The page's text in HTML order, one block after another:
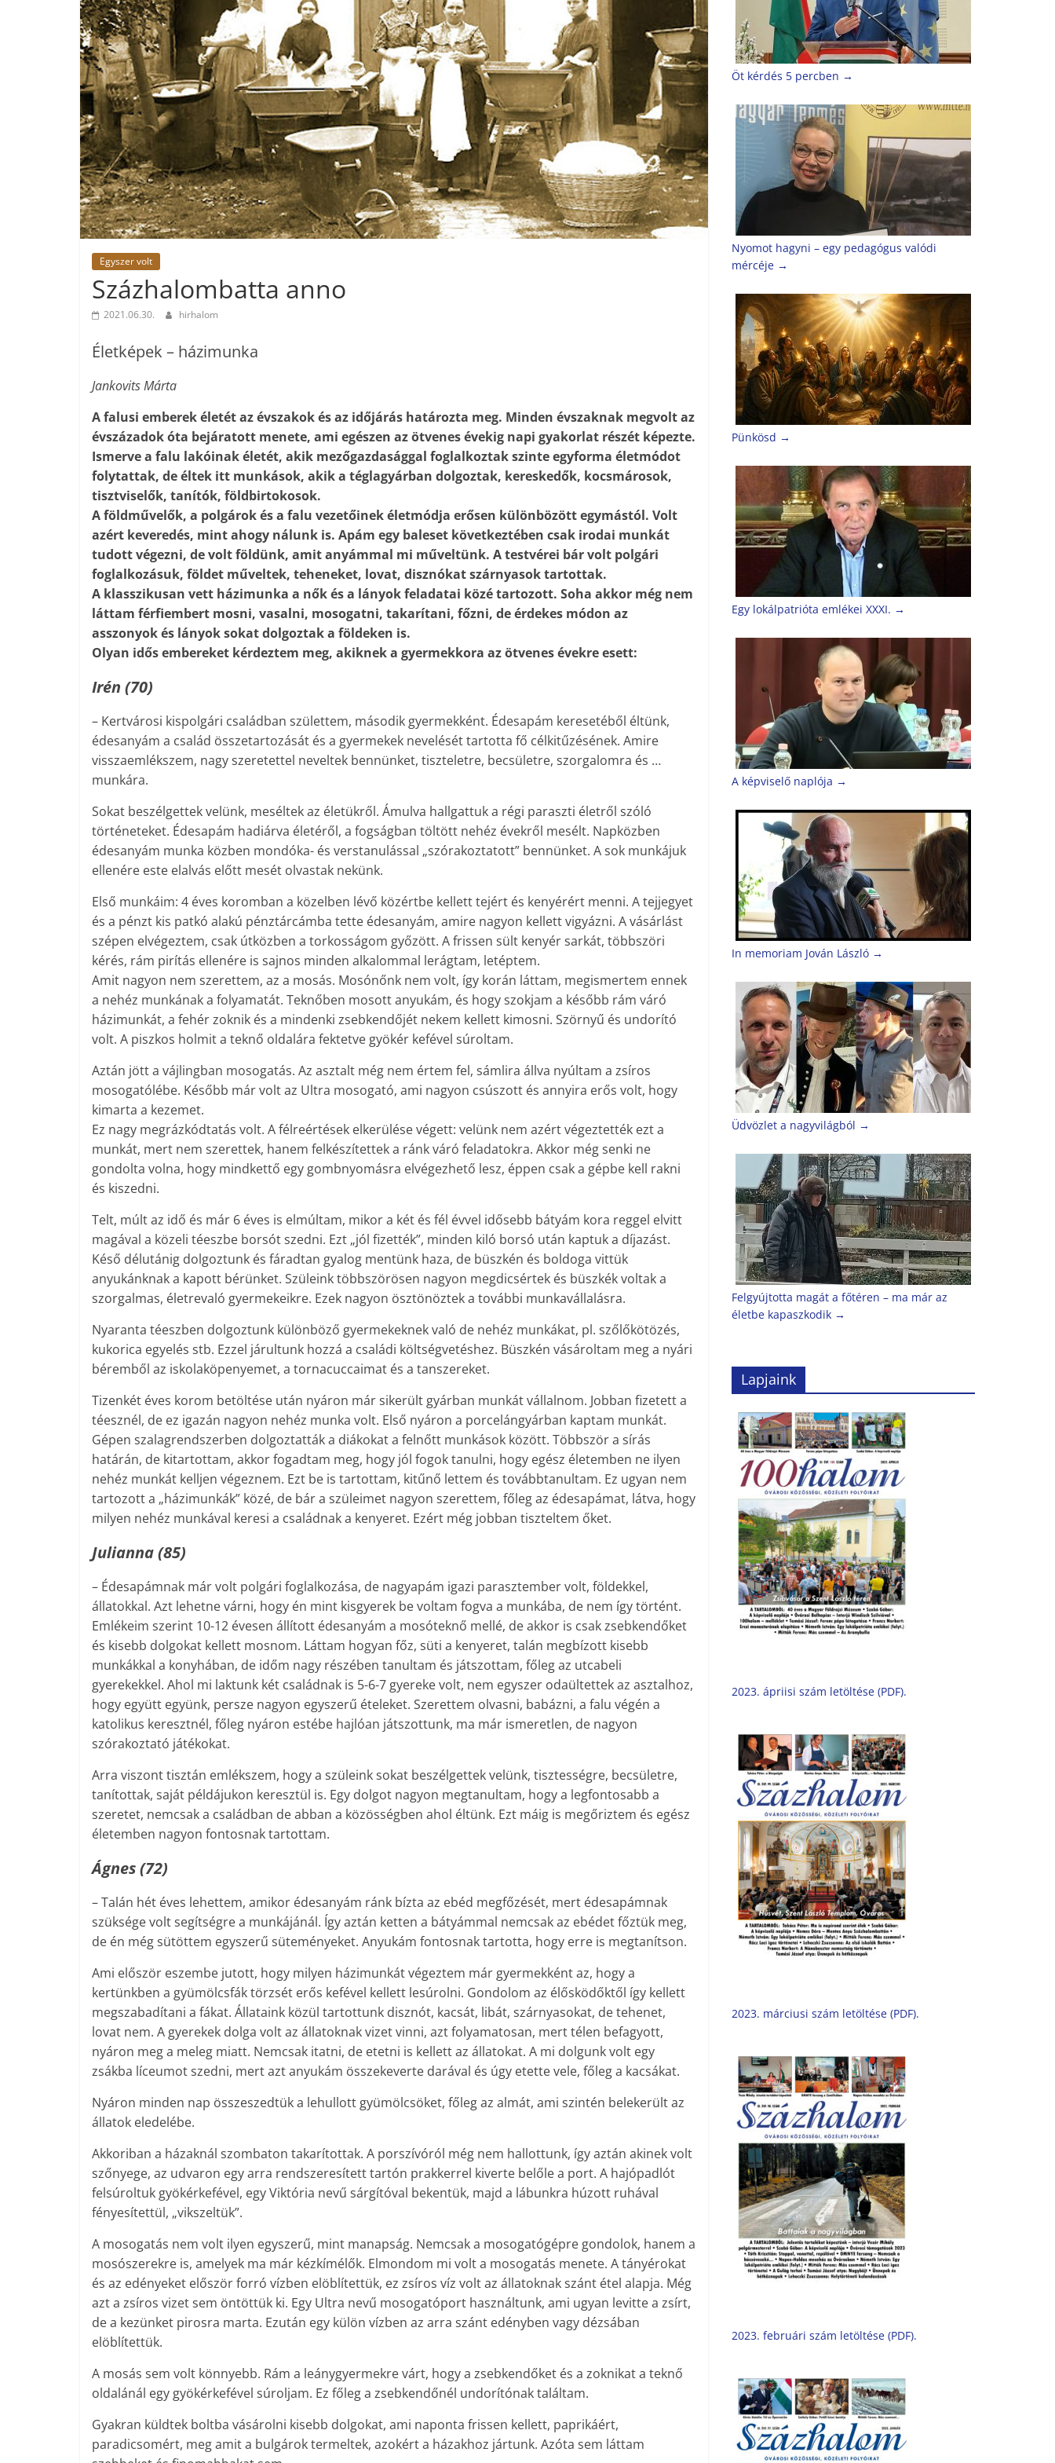
Egyszer volt
Százhalombatta anno
2021.06.30. hirhalom
Életképek – házimunka
Jankovits Márta
A falusi emberek életét az évszakok és az időjárás határozta meg. Minden évszaknak megvolt az
évszázadok óta bejáratott menete, ami egészen az ötvenes évekig napi gyakorlat részét képezte.
Ismerve a falu lakóinak életét, akik mezőgazdasággal foglalkoztak szinte egyforma életmódot
folytattak, de éltek itt munkások, akik a téglagyárban dolgoztak, kereskedők, kocsmárosok,
tisztviselők, tanítók, földbirtokosok.
A földművelők, a polgárok és a falu vezetőinek életmódja erősen különbözött egymástól. Volt
azért keveredés, mint ahogy nálunk is. Apám egy baleset következtében csak irodai munkát
tudott végezni, de volt földünk, amit anyámmal mi műveltünk. A testvérei bár volt polgári
foglalkozásuk, földet műveltek, teheneket, lovat, disznókat szárnyasok tartottak.
A klasszikusan vett házimunka a nők és a lányok feladatai közé tartozott. Soha akkor még nem
láttam férfiembert mosni, vasalni, mosogatni, takarítani, főzni, de érdekes módon az
asszonyok és lányok sokat dolgoztak a földeken is.
Olyan idős embereket kérdeztem meg, akiknek a gyermekkora az ötvenes évekre esett:
Irén (70)
– Kertvárosi kispolgári családban születtem, második gyermekként. Édesapám keresetéből éltünk,
édesanyám a család összetartozását és a gyermekek nevelését tartotta fő célkitűzésének. Amire
visszaemlékszem, nagy szeretettel neveltek bennünket, tiszteletre, becsületre, szorgalomra és …
munkára.
Sokat beszélgettek velünk, meséltek az életükről. Ámulva hallgattuk a régi paraszti életről szóló
történeteket. Édesapám hadiárva életéről, a fogságban töltött nehéz évekről mesélt. Napközben
édesanyám munka közben mondóka- és verstanulással „szórakoztatott” bennünket. A sok munkájuk
ellenére este elalvás előtt mesét olvastak nekünk.
Első munkáim: 4 éves koromban a közelben lévő közértbe kellett tejért és kenyérért menni. A tejjegyet
és a pénzt kis patkó alakú pénztárcámba tette édesanyám, amire nagyon kellett vigyázni. A vásárlást
szépen elvégeztem, csak útközben a torkosságom győzött. A frissen sült kenyér sarkát, többszöri
kérés, rám pirítás ellenére is sajnos minden alkalommal lerágtam, letéptem.
Amit nagyon nem szerettem, az a mosás. Mosónőnk nem volt, így korán láttam, megismertem ennek
a nehéz munkának a folyamatát. Teknőben mosott anyukám, és hogy szokjam a később rám váró
házimunkát, a fehér zoknik és a mindenki zsebkendőjét nekem kellett kimosni. Szörnyű és undorító
volt. A piszkos holmit a teknő oldalára fektetve gyökér kefével súroltam.
Aztán jött a vájlingban mosogatás. Az asztalt még nem értem fel, sámlira állva nyúltam a zsíros
mosogatólébe. Később már volt az Ultra mosogató, ami nagyon csúszott és annyira erős volt, hogy
kimarta a kezemet.
Ez nagy megrázkódtatás volt. A félreértések elkerülése végett: velünk nem azért végeztették ezt a
munkát, mert nem szerettek, hanem felkészítettek a ránk váró feladatokra. Akkor még senki ne
gondolta volna, hogy mindkettő egy gombnyomásra elvégezhető lesz, éppen csak a gépbe kell rakni
és kiszedni.
Telt, múlt az idő és már 6 éves is elmúltam, mikor a két és fél évvel idősebb bátyám kora reggel elvitt
magával a közeli téeszbe borsót szedni. Ezt „jól fizették”, minden kiló borsó után kaptuk a díjazást.
Késő délutánig dolgoztunk és fáradtan gyalog mentünk haza, de büszkén és boldoga vittük
anyukánknak a kapott bérünket. Szüleink többszörösen nagyon megdicsértek és büszkék voltak a
szorgalmas, életrevaló gyermekeikre. Ezek nagyon ösztönöztek a további munkavállalásra.
Nyaranta téeszben dolgoztunk különböző gyermekeknek való de nehéz munkákat, pl. szőlőkötözés,
kukorica egyelés stb. Ezzel járultunk hozzá a családi költségvetéshez. Büszkén vásároltam meg a nyári
béremből az iskolaköpenyemet, a tornacuccaimat és a tanszereket.
Tizenkét éves korom betöltése után nyáron már sikerült gyárban munkát vállalnom. Jobban fizetett a
téesznél, de ez igazán nagyon nehéz munka volt. Első nyáron a porcelángyárban kaptam munkát.
Gépen szalagrendszerben dolgoztatták a diákokat a felnőtt munkások között. Többször a sírás
határán, de kitartottam, akkor fogadtam meg, hogy jól fogok tanulni, hogy egész életemben ne ilyen
nehéz munkát kelljen végeznem. Ezt be is tartottam, kitűnő lettem és továbbtanultam. Ez ugyan nem
tartozott a „házimunkák” közé, de bár a szüleimet nagyon szerettem, főleg az édesapámat, látva, hogy
milyen nehéz munkával keresi a családnak a kenyeret. Ezért még jobban tiszteltem őket.
Julianna (85)
– Édesapámnak már volt polgári foglalkozása, de nagyapám igazi parasztember volt, földekkel,
állatokkal. Azt lehetne várni, hogy én mint kisgyerek be voltam fogva a munkába, de nem így történt.
Emlékeim szerint 10-12 évesen állított édesanyám a mosóteknő mellé, de akkor is csak zsebkendőket
és kisebb dolgokat kellett mosnom. Láttam hogyan főz, süti a kenyeret, talán megbízott kisebb
munkákkal a konyhában, de időm nagy részében tanultam és játszottam, főleg az utcabeli
gyerekekkel. Ahol mi laktunk két családnak is 5-6-7 gyereke volt, nem egyszer odaültettek az asztalhoz,
hogy együtt együnk, persze nagyon egyszerű ételeket. Szerettem olvasni, babázni, a falu végén a
katolikus keresztnél, főleg nyáron estébe hajlóan játszottunk, ma már ismeretlen, de nagyon
szórakoztató játékokat.
Arra viszont tisztán emlékszem, hogy a szüleink sokat beszélgettek velünk, tisztességre, becsületre,
tanítottak, saját példájukon keresztül is. Egy dolgot nagyon megtanultam, hogy a legfontosabb a
szeretet, nemcsak a családban de abban a közösségben ahol éltünk. Ezt máig is megőriztem és egész
életemben nagyon fontosnak tartottam.
Ágnes (72)
– Talán hét éves lehettem, amikor édesanyám ránk bízta az ebéd megfőzését, mert édesapámnak
szüksége volt segítségre a munkájánál. Így aztán ketten a bátyámmal nemcsak az ebédet főztük meg,
de én még sütöttem egyszerű süteményeket. Anyukám fontosnak tartotta, hogy erre is megtanítson.
Ami először eszembe jutott, hogy milyen házimunkát végeztem már gyermekként az, hogy a
kertünkben a gyümölcsfák törzsét erős kefével kellett lesúrolni. Gondolom az élősködőktől így kellett
megszabadítani a fákat. Állataink közül tartottunk disznót, kacsát, libát, szárnyasokat, de tehenet,
lovat nem. A gyerekek dolga volt az állatoknak vizet vinni, azt folyamatosan, mert télen befagyott,
nyáron meg a meleg miatt. Nemcsak itatni, de etetni is kellett az állatokat. A mi dolgunk volt egy
zsákba líceumot szedni, mert azt anyukám összekeverte darával és úgy etette vele, főleg a kacsákat.
Nyáron minden nap összeszedtük a lehullott gyümölcsöket, főleg az almát, ami szintén belekerült az
állatok eledelébe.
Akkoriban a házaknál szombaton takarítottak. A porszívóról még nem hallottunk, így aztán akinek volt
szőnyege, az udvaron egy arra rendszeresített tartón prakkerrel kiverte belőle a port. A hajópadlót
felsúroltuk gyökérkefével, egy Viktória nevű sárgítóval bekentük, majd a lábunkra húzott ruhával
fényesítettül, „vikszeltük”.
A mosogatás nem volt ilyen egyszerű, mint manapság. Nemcsak a mosogatógépre gondolok, hanem a
mosószerekre is, amelyek ma már kézkímélők. Elmondom mi volt a mosogatás menete. A tányérokat
és az edényeket először forró vízben elöblítettük, ez zsíros víz volt az állatoknak szánt étel alapja. Még
azt a zsíros vizet sem öntöttük ki. Egy Ultra nevű mosogatóport használtunk, ami ugyan levitte a zsírt,
de a kezünket pirosra marta. Ezután egy külön vízben az arra szánt edényben vagy dézsában
elöblítettük.
A mosás sem volt könnyebb. Rám a leánygyermekre várt, hogy a zsebkendőket és a zoknikat a teknő
oldalánál egy gyökérkefével súroljam. Ez főleg a zsebkendőnél undorítónak találtam.
Gyakran küldtek boltba vásárolni kisebb dolgokat, ami naponta frissen kellett, paprikáért,
paradicsomért, meg amit a bulgárok termeltek, azokért a házakhoz jártunk. Azóta sem láttam
Öt kérdés 5 percben →
Nyomot hagyni – egy pedagógus valódi
mércéje →
Pünkösd →
Egy lokálpatrióta emlékei XXXI. →
A képviselő naplója →
In memoriam Jován László →
Üdvözlet a nagyvilágból →
Felgyújtotta magát a főtéren – ma már az
életbe kapaszkodik →
Lapjaink
2023. ápriisi szám letöltése (PDF).
2023. márciusi szám letöltése (PDF).
2023. februári szám letöltése (PDF).